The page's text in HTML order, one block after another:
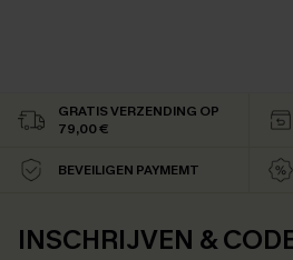
GRATIS VERZENDING OP
79,00 €
BEVEILIGEN PAYMEMT
INSCHRIJVEN &